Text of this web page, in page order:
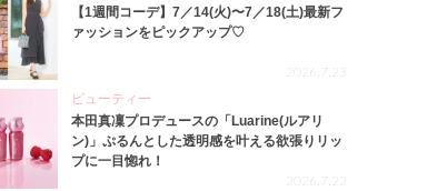
【1週間コーデ】7／14(火)〜7／18(土)最新フ
ァッションをピックアップ♡
2026.7.23
ビューティー
本田真凜プロデュースの「Luarine(ルアリ
ン)」ぷるんとした透明感を叶える欲張りリッ
プに一目惚れ！
2026.7.22